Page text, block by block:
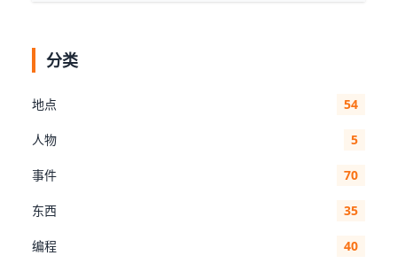
分类
地点 54
人物 5
事件 70
东西 35
编程 40